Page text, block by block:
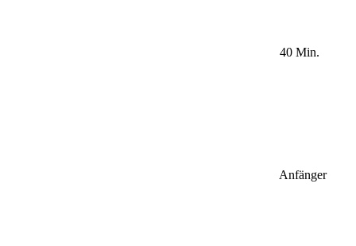
40 Min.
Anfänger